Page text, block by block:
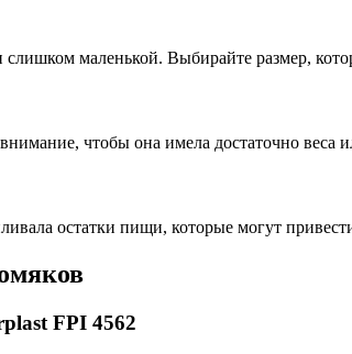
маленькой. Выбирайте размер,
чтобы она имела достаточно веса
остатки пищи, которые могут
FPI 4562